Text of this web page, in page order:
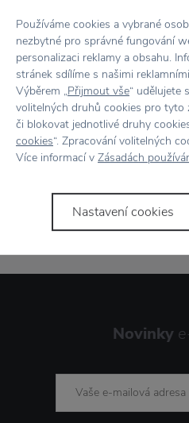
Vše skladem,odesíláme ihned
Doprava zdarma nad 2 000 Kč
Vrácení zboží do 30 dnů
Showroomve Zlíně
Novinky
Používáme cookies a vybrané
nezbytné pro správné fungování
personalizaci reklamy a obsahu.
stránek sdílíme s našimi
Výběrem „Přijmout vše“ udělujete
volitelných druhů cookies pro tyto
či blokovat jednotlivé druhy
cookies“. Zpracování volitelných
Více informací v Zásadách
Nastavení cookies